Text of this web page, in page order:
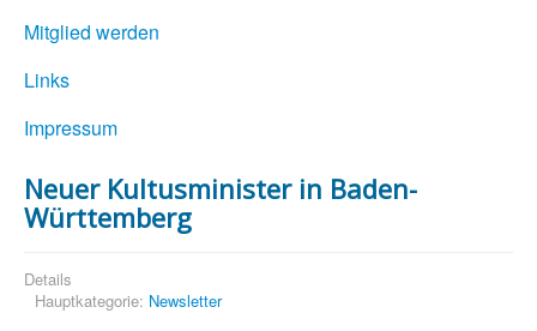
Mitglied werden
Links
Impressum
Neuer Kultusminister in Baden-
Württemberg
Details
Hauptkategorie: Newsletter